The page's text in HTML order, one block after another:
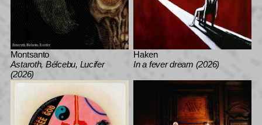
Montsanto
Astaroth, Bélcebu, Lucifer
(2026)
Haken
In a fever dream (2026)